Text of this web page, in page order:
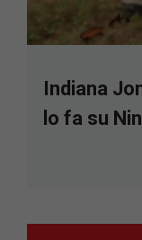
Indiana
lo fa su